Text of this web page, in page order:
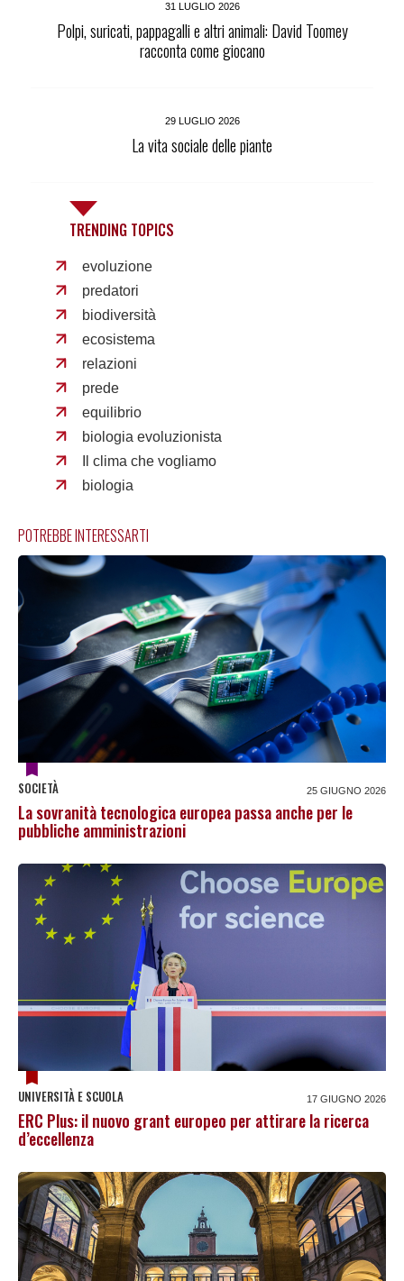
31 LUGLIO 2026
Polpi, suricati, pappagalli e altri animali: David Toomey
racconta come giocano
29 LUGLIO 2026
La vita sociale delle piante
TRENDING TOPICS
evoluzione
predatori
biodiversità
ecosistema
relazioni
prede
equilibrio
biologia evoluzionista
Il clima che vogliamo
biologia
POTREBBE INTERESSARTI
SOCIETÀ 25 GIUGNO 2026
La sovranità tecnologica europea passa anche per le
pubbliche amministrazioni
UNIVERSITÀ E SCUOLA 17 GIUGNO 2026
ERC Plus: il nuovo grant europeo per attirare la ricerca
d’eccellenza